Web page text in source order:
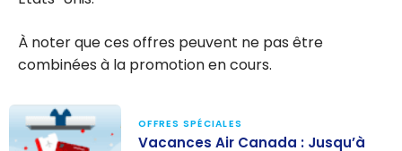
À noter que ces offres peuvent ne pas être
combinées à la promotion en cours.
OFFRES SPÉCIALES
Vacances Air Canada : Jusqu’à